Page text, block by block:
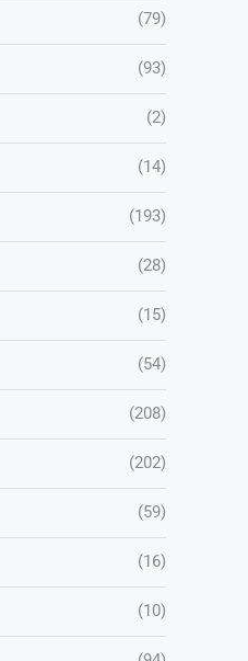
(79)
(93)
(2)
(14)
(193)
(28)
(15)
(54)
(208)
(202)
(59)
(16)
(10)